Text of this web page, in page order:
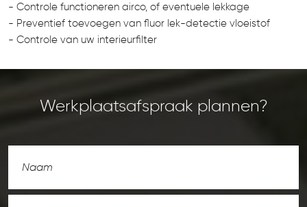
- Controle functioneren airco, of eventuele lekkage
- Preventief toevoegen van fluor lek-detectie vloeistof
- Controle van uw interieurfilter
Werkplaatsafspraak plannen?